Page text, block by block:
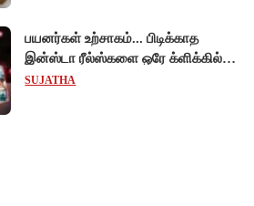
பயனர்கள் உற்சாகம்... பிடிக்காத
இன்ஸ்டா ரீல்ஸ்களை ஒரே க்ளிக்கில்
மாற்றியமைக்கலாம்!
SUJATHA